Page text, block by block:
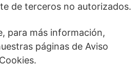
de terceros no autorizados.
para más información,
páginas de Aviso